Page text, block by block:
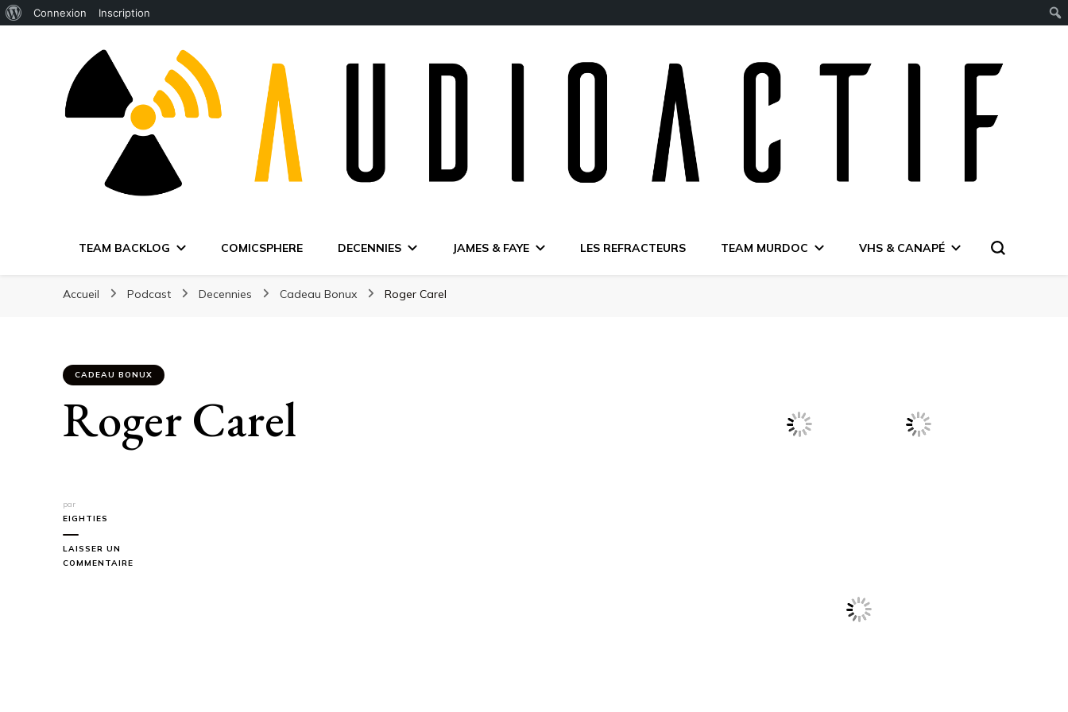
WordPress
Connexion Inscription
TEAM BACKLOG COMICSPHERE DECENNIES JAMES & FAYE LES REFRACTEURS TEAM MURDOC VHS & CANAPÉ
Accueil Podcast Decennies Cadeau Bonux Roger Carel
CADEAU BONUX
Roger Carel
par
EIGHTIES
LAISSER UN
COMMENTAIRE